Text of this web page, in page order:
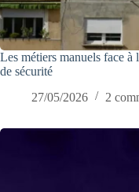
Les métiers manuels face à
de sécurité
27/05/2026
2